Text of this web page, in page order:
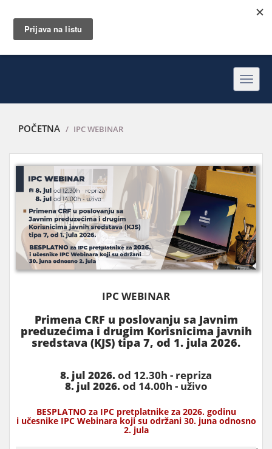
POČETNA IPC WEBINAR
IPC WEBINAR
Primena CRF u poslovanju sa Javnim
preduzećima i drugim Korisnicima javnih
sredstava (KJS) tipa 7, od 1. jula 2026.
8. jul 2026.od 12.30h - repriza
8. jul 2026.od 14.00h - uživo
BESPLATNO za IPC pretplatnike za 2026. godinu
i učesnike IPC Webinara koji su održani 30. juna odnosno
2. jula